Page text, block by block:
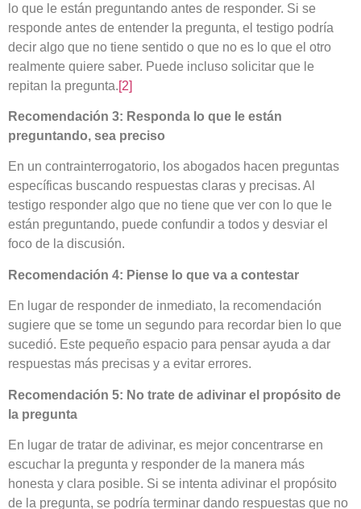
lo que le están preguntando antes de responder. Si se
responde antes de entender la pregunta, el testigo podría
decir algo que no tiene sentido o que no es lo que el otro
realmente quiere saber. Puede incluso solicitar que le
repitan la pregunta.[2]
Recomendación 3: Responda lo que le están
preguntando, sea preciso
En un contrainterrogatorio, los abogados hacen preguntas
específicas buscando respuestas claras y precisas. Al
testigo responder algo que no tiene que ver con lo que le
están preguntando, puede confundir a todos y desviar el
foco de la discusión.
Recomendación 4: Piense lo que va a contestar
En lugar de responder de inmediato, la recomendación
sugiere que se tome un segundo para recordar bien lo que
sucedió. Este pequeño espacio para pensar ayuda a dar
respuestas más precisas y a evitar errores.
Recomendación 5: No trate de adivinar el propósito de
la pregunta
En lugar de tratar de adivinar, es mejor concentrarse en
escuchar la pregunta y responder de la manera más
honesta y clara posible. Si se intenta adivinar el propósito
de la pregunta, se podría terminar dando respuestas que no